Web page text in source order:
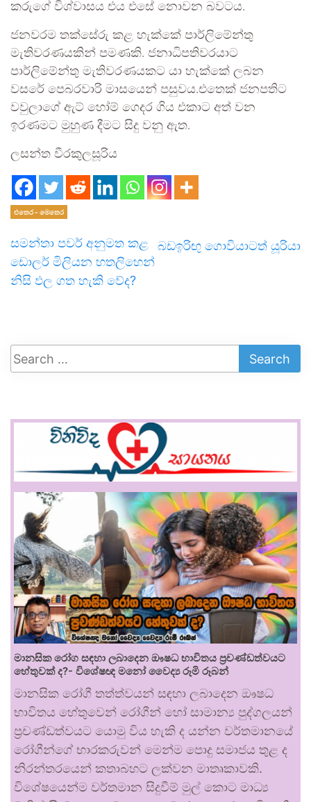
කරුගේ විශ්වාසය එය එසේ නොවන බවටය.
ජනවරම තක්සේරු කළ හැක්කේ පාර්ලිමේන්තු
මැතිවරණයකින් පමණකි. ජනාධිපතිවරයාට
පාර්ලිමේන්තු මැතිවරණයකට යා හැක්කේ ලබන
වසරේ පෙබරවාරි මාසයෙන් පසුවය.එතෙක් ජනපතිට
වවුලාගේ ඇට් හෝම් ගෙදර ගිය එකාට අත් වන
ඉරණමට මුහුණ දීමට සිදු වනු ඇත.
ලසන්ත වීරකුලසූරිය
එතෙර - මෙතෙර
සමන්තා පවර් අනුමත කළ
ඩොලර් මිලියන හතලිහෙන්
නිසි ඵල ගත හැකි වේද?
බඩඉරිඟු ගොවියාටත් යූරියා
මානසික රෝග සඳහා ලබාදෙන ඖෂධ භාවිතය ප්‍රචණ්ඩත්වයට
හේතුවක් ද?- විශේෂඥ මනෝ වෛද්‍ය රූමි රූබන්
මානසික රෝගී තත්ත්වයන් සඳහා ලබාදෙන ඖෂධ
භාවිතය හේතුවෙන් රෝගීන් හෝ සාමාන්‍ය පුද්ගලයන්
ප්‍රචණ්ඩත්වයට යොමු විය හැකි ද යන්න වර්තමානයේ
රෝගීන්ගේ භාරකරුවන් මෙන්ම පොදු සමාජය තුළ ද
නිරන්තරයෙන් කතාබහට ලක්වන මාතෘකාවකි.
විශේෂයෙන්ම වර්තමාන සිදුවීම් මුල් කොට මාධ්‍ය